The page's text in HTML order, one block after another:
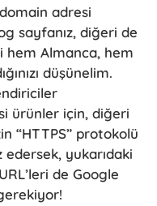
adresi
sayfanız, diğeri de
hem Almanca, hem
düşünelim.
ürünler için, diğeri
“HTTPS” protokolü
edersek, yukarıdaki
de Google